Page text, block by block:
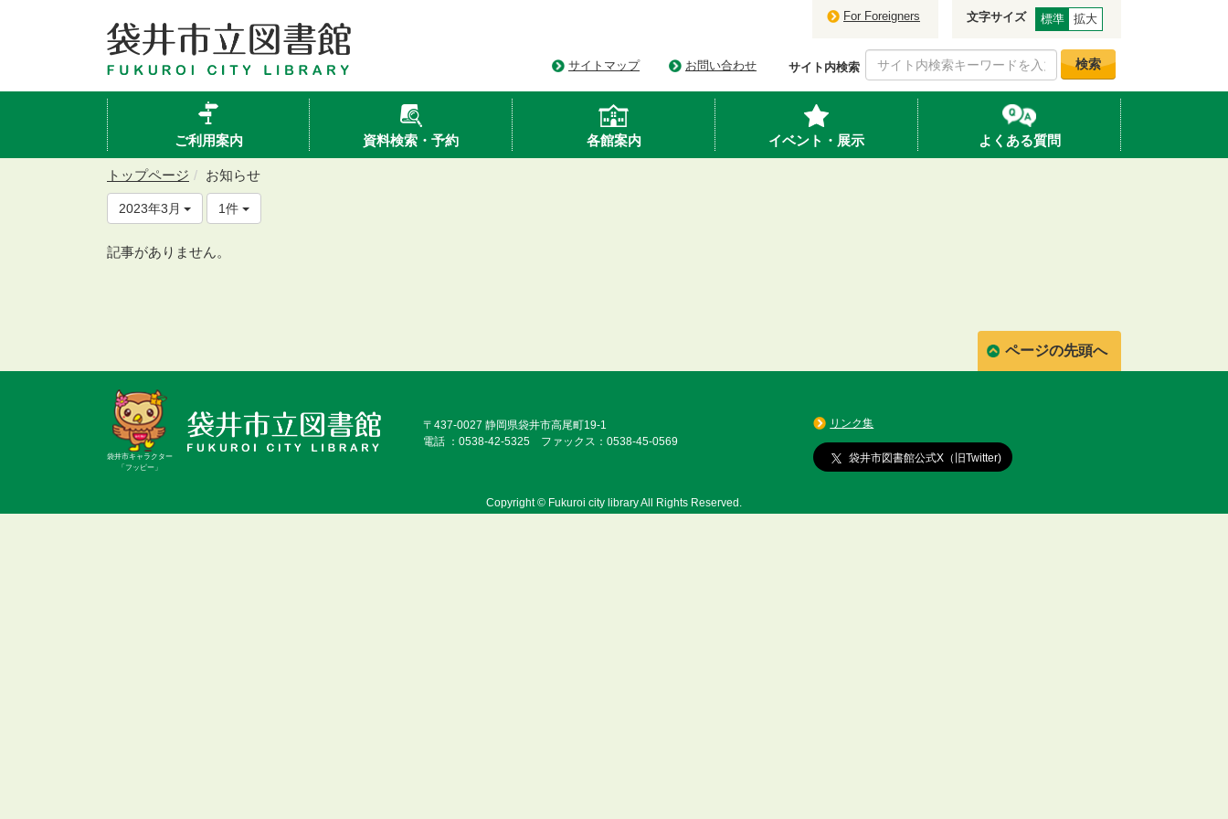
For Foreigners 文字サイズ 標準 拡大
サイトマップ お問い合わせ サイト内検索 検索
ご利用案内 資料検索・予約 各館案内 イベント・展示 よくある質問
トップページ お知らせ
2023年3月 1件
記事がありません。
ページの先頭へ
袋井市キャラクター
「フッピー」
〒437-0027 静岡県袋井市高尾町19-1
電話 ：0538-42-5325 ファックス：0538-45-0569
リンク集
袋井市図書館公式X（旧Twitter)
Copyright © Fukuroi city library All Rights Reserved.